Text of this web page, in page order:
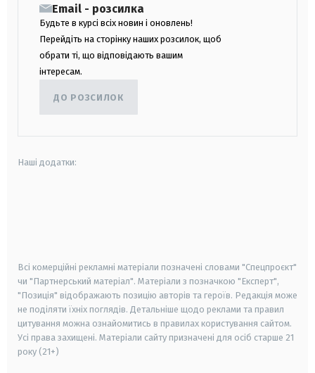
Email - розсилка
Будьте в курсі всіх новин і оновлень!
Перейдіть на сторінку наших розсилок, щоб
обрати ті, що відповідають вашим
інтересам.
ДО РОЗСИЛОК
Наші додатки:
Всі комерційні рекламні матеріали позначені словами "Спецпроєкт"
чи "Партнерський матеріал". Матеріали з позначкою "Експерт",
"Позиція" відображають позицію авторів та героїв. Редакція може
не поділяти їхніх поглядів. Детальніше щодо реклами та правил
цитування можна ознайомитись в правилах користування сайтом.
Усі права захищені. Матеріали сайту призначені для осіб старше 21
року (21+)